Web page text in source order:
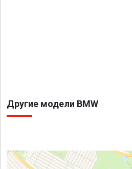
Другие модели BMW